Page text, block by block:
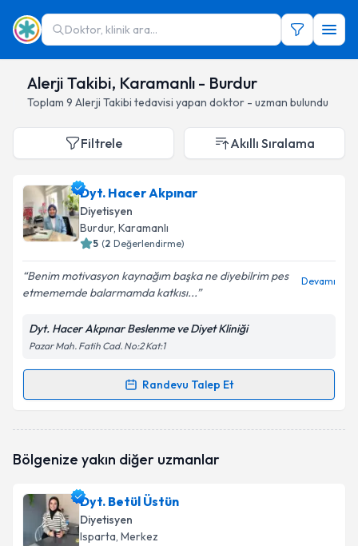
Doktor, klinik ara...
Alerji Takibi, Karamanlı - Burdur
Toplam 9 Alerji Takibi tedavisi yapan doktor - uzman bulundu
Filtrele Akıllı Sıralama
Dyt. Hacer Akpınar
Diyetisyen
Burdur, Karamanlı
5 (2 Değerlendirme)
Benim motivasyon kaynağım başka ne diyebilrim pes
etmememde balarmamda katkısı...
Devamı
Dyt. Hacer Akpınar Beslenme ve Diyet Kliniği
Pazar Mah. Fatih Cad. No:2 Kat:1
Randevu Talep Et
Randevu Takvimi Talebi
oluşturun. Size bu uzmandan randevu almanız için bir
E-posta Adresiniz
Bölgenize yakın diğer uzmanlar
Dyt. Betül Üstün
Diyetisyen
Isparta, Merkez